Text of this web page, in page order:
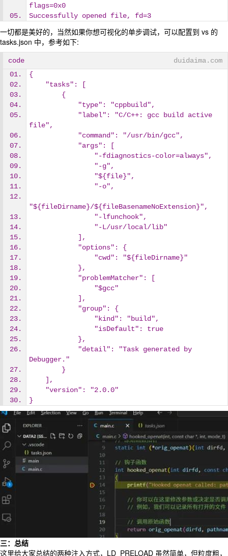
flags=0x0
Successfully opened file, fd=3
一切都是美好的，当然如果你想可视化的单步调试，可以配置到 vs 的
tasks.json 中，参考如下:
code
duidaima.com
{
    "tasks": [
        {
            "type": "cppbuild",
file",
            "command": "/usr/bin/gcc",
            "args": [
                "-fdiagnostics-color=always",
                "-g",
                "${file}",
                "-o",
"${fileDirname}/${fileBasenameNoExtension}",
                "-lfunchook",
                "-L/usr/local/lib"
            ],
            "options": {
                "cwd": "${fileDirname}"
            },
            "problemMatcher": [
                "$gcc"
            ],
            "group": {
                "kind": "build",
                "isDefault": true
            },
Debugger."
        }
    ],
    "version": "2.0.0"
}
三：总结
这里给大家总结的两种注入方式，LD_PRELOAD 虽然简单，但粒度粗，